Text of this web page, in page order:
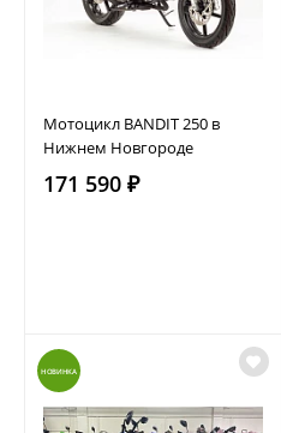
Мотоцикл BANDIT 250 в
Нижнем Новгороде
171 590 ₽
НОВИНКА